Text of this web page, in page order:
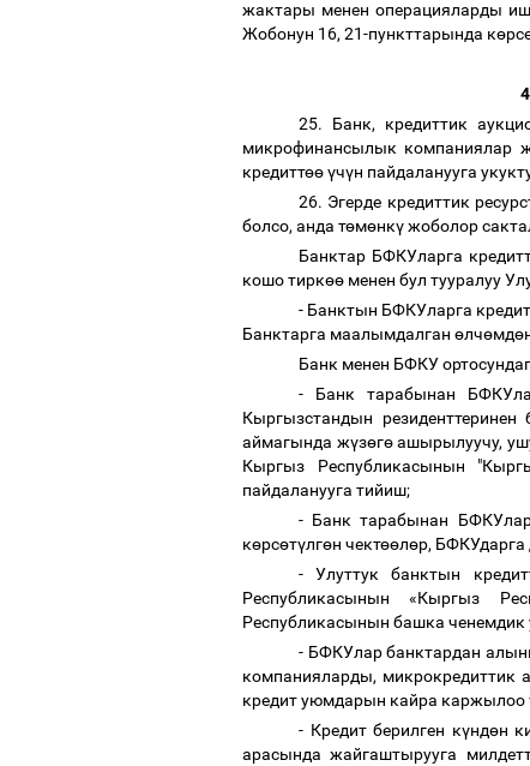
жактары менен операцияларды
Жобонун 16, 21-пункттарында көрс
25. Банк, кредиттик
микрофинансылык компаниялар
кредиттөөүчүн пайдаланууга
26. Эгерде кредиттик
болсо, анда төмөнкүжоболор
Банктар БФКУларга
кошо тиркөө менен бул тууралуу
- Банктын БФКУларга
Банктарга маалымдалган өлчөмдө
Банк менен БФКУ
- Банк тарабынан
Кыргызстандын
аймагында жүзөгөашырылуучу,
Кыргыз Республикасынын
пайдаланууга тийиш;
- Банк тарабынан
көрсөтүлгөн чектөөлөр, БФКУдарга
- Улуттук банктын
Республикасынын «Кыргыз
Республикасынын башка ченемдик
- БФКУлар банктардан
компанияларды,
кредит уюмдарын кайра каржылоо
- Кредит берилген күндөн
арасында жайгаштырууга